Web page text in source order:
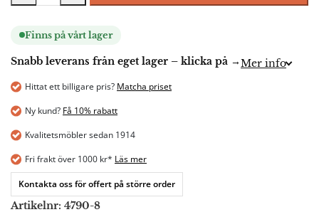
Finns på vårt lager
Snabb leverans från eget lager – klicka på →Mer info
Hittat ett billigare pris? Matcha priset
Ny kund? Få 10% rabatt
Kvalitetsmöbler sedan 1914
Fri frakt över 1000 kr* Läs mer
Kontakta oss för offert på större order
Artikelnr: 4790-8